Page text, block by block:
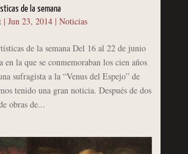
de la semana
| Jun 23, 2014| Noticias
de la semana Del 16 al 22 de junio
en la que se conmemoraban los cien años
sufragista a la “Venus del Espejo” de
tenido una gran noticia. Después de dos
obras de...